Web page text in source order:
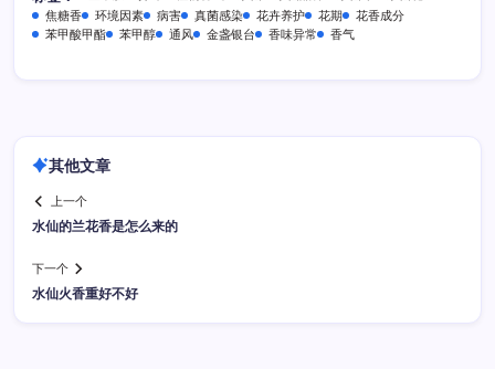
焦糖香
环境因素 病害 真菌感染 花卉养护 花期
花香成分
苯甲酸甲酯
苯甲醇 通风 金盏银台 香味异常 香气
其他文章
上一个
水仙的兰花香是怎么来的
下一个
水仙火香重好不好